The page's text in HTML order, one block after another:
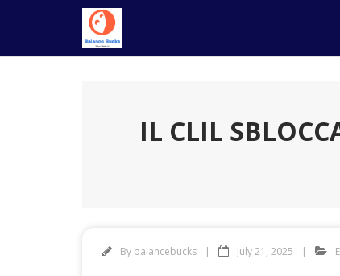
IL CLIL
By balancebucks July 21, 2025